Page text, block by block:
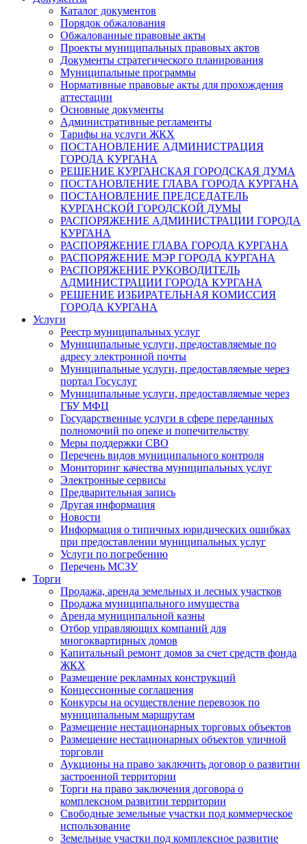
Каталог документов
Порядок обжалования
Обжалованные правовые акты
Проекты муниципальных правовых актов
Документы стратегического планирования
Муниципальные программы
Нормативные правовые акты для прохождения
аттестации
Основные документы
Административные регламенты
Тарифы на услуги ЖКХ
ПОСТАНОВЛЕНИЕ АДМИНИСТРАЦИЯ
ГОРОДА КУРГАНА
РЕШЕНИЕ КУРГАНСКАЯ ГОРОДСКАЯ ДУМА
ПОСТАНОВЛЕНИЕ ГЛАВА ГОРОДА КУРГАНА
ПОСТАНОВЛЕНИЕ ПРЕДСЕДАТЕЛЬ
КУРГАНСКОЙ ГОРОДСКОЙ ДУМЫ
РАСПОРЯЖЕНИЕ АДМИНИСТРАЦИИ ГОРОДА
КУРГАНА
РАСПОРЯЖЕНИЕ ГЛАВА ГОРОДА КУРГАНА
РАСПОРЯЖЕНИЕ МЭР ГОРОДА КУРГАНА
РАСПОРЯЖЕНИЕ РУКОВОДИТЕЛЬ
АДМИНИСТРАЦИИ ГОРОДА КУРГАНА
РЕШЕНИЕ ИЗБИРАТЕЛЬНАЯ КОМИССИЯ
ГОРОДА КУРГАНА
Услуги
Реестр муниципальных услуг
Муниципальные услуги, предоставляемые по
адресу электронной почты
Муниципальные услуги, предоставляемые через
портал Госуслуг
Муниципальные услуги, предоставляемые через
ГБУ МФЦ
Государственные услуги в сфере переданных
полномочий по опеке и попечительству
Меры поддержки СВО
Перечень видов муниципального контроля
Мониторинг качества муниципальных услуг
Электронные сервисы
Предварительная запись
Другая информация
Новости
Информация о типичных юридических ошибках
при предоставлении муниципальных услуг
Услуги по погребению
Перечень МСЗУ
Торги
Продажа, аренда земельных и лесных участков
Продажа муниципального имущества
Аренда муниципальной казны
Отбор управляющих компаний для
многоквартирных домов
Капитальный ремонт домов за счет средств фонда
ЖКХ
Размещение рекламных конструкций
Концессионные соглашения
Конкурсы на осуществление перевозок по
муниципальным маршрутам
Размещение нестационарных торговых объектов
Размещение нестационарных объектов уличной
торговли
Аукционы на право заключить договор о развитии
застроенной территории
Торги на право заключения договора о
комплексном развитии территории
Свободные земельные участки под коммерческое
использование
Земельные участки под комплексное развитие